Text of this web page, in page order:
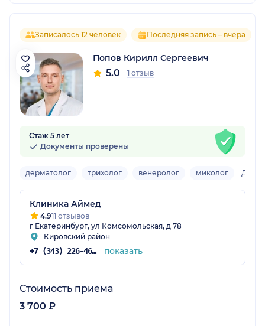
Записалось 12 человек Последняя запись – вчера
Попов Кирилл Сергеевич
5.0 1 отзыв
Стаж 5 лет
Документы проверены
дерматолог трихолог венеролог миколог
Клиника Аймед
4.911 отзывов
г Екатеринбург, ул Комсомольская, д 78
Кировский район
+7 (343) 226-46-35 показать
Стоимость приёма
3 700 ₽